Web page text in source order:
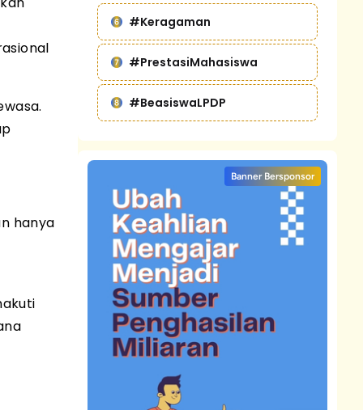
hanya
#Keragaman
#PrestasiMahasiswa
#BeasiswaLPDP
Banner Bersponsor